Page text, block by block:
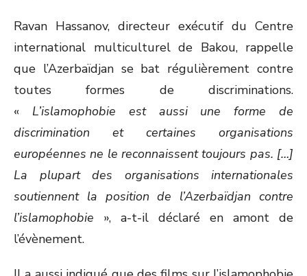
Ravan Hassanov, directeur exécutif du Centre
international multiculturel de Bakou, rappelle
que l’Azerbaïdjan se bat régulièrement contre
toutes formes de discriminations.
« L’islamophobie est aussi une forme de
discrimination et certaines organisations
européennes ne le reconnaissent toujours pas. […]
La plupart des organisations internationales
soutiennent la position de l’Azerbaïdjan contre
l’islamophobie », a-t-il déclaré en amont de
l’évènement.